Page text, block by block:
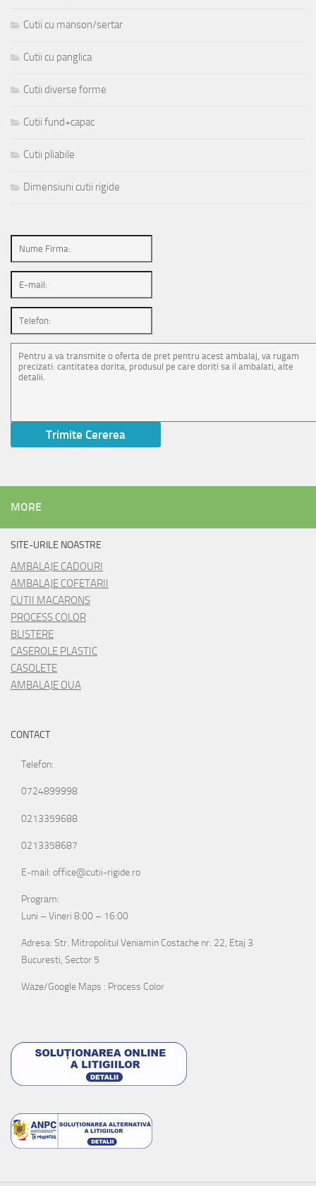
Cutii cu manson/sertar
Cutii cu panglica
Cutii diverse forme
Cutii fund+capac
Cutii pliabile
Dimensiuni cutii rigide
MORE
SITE-URILE NOASTRE
AMBALAJE CADOURI
AMBALAJE COFETARII
CUTII MACARONS
PROCESS COLOR
BLISTERE
CASEROLE PLASTIC
CASOLETE
AMBALAJE OUA
CONTACT
Telefon:
0724899998
0213359688
0213358687
E-mail: office@cutii-rigide.ro
Program:
Luni – Vineri 8:00 – 16:00
Adresa: Str. Mitropolitul Veniamin Costache nr. 22, Etaj 3
Bucuresti, Sector 5
Waze/Google Maps : Process Color